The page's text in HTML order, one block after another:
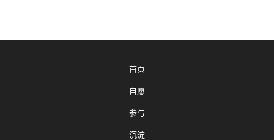
首页
自愿
参与
沉淀